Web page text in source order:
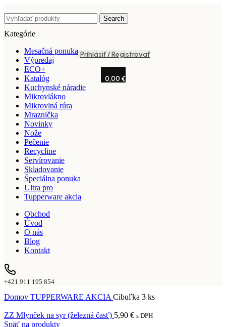
Search
Prihlásiť / Registrovať
0,00 €
Kategórie
Mesačná ponuka
Výpredaj
ECO+
Katalóg
Kuchynské náradie
Mikrovlákno
Mikrovlná rúra
Mraznička
Novinky
Nože
Pečenie
Recycline
Servírovanie
Skladovanie
Špeciálna ponuka
Ultra pro
Tupperware akcia
Obchod
Úvod
O nás
Blog
Kontakt
+421 911 195 854
Domov TUPPERWARE AKCIA Cibuľka 3 ks
ZZ Mlynček na syr (železná časť) 5,90 € s DPH
Späť na produkty